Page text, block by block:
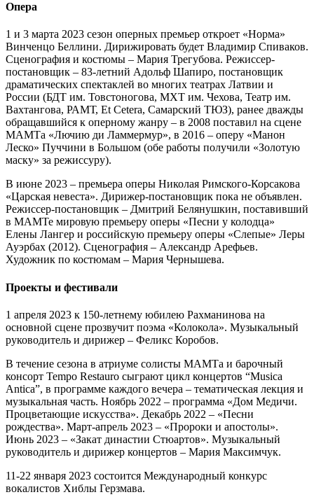
Опера
1 и 3 марта 2023 сезон оперных премьер откроет «Норма»
Винченцо Беллини. Дирижировать будет Владимир Спиваков.
Сценография и костюмы – Мария Трегубова. Режиссер-
постановщик – 83-летний Адольф Шапиро, постановщик
драматических спектаклей во многих театрах Латвии и
России (БДТ им. Товстоногова, МХТ им. Чехова, Театр им.
Вахтангова, РАМТ, Et Cetera, Самарский ТЮЗ), ранее дважды
обращавшийся к оперному жанру – в 2008 поставил на сцене
МАМТа «Лючию ди Ламмермур», в 2016 – оперу «Манон
Леско» Пуччини в Большом (обе работы получили «Золотую
маску» за режиссуру).
В июне 2023 – премьера оперы Николая Римского-Корсакова
«Царская невеста». Дирижер-постановщик пока не объявлен.
Режиссер-постановщик – Дмитрий Белянушкин, поставивший
в МАМТе мировую премьеру оперы «Песни у колодца»
Елены Лангер и российскую премьеру оперы «Слепые» Леры
Ауэрбах (2012). Сценография – Александр Арефьев.
Художник по костюмам – Мария Чернышева.
Проекты и фестивали
1 апреля 2023 к 150-летнему юбилею Рахманинова на
основной сцене прозвучит поэма «Колокола». Музыкальный
руководитель и дирижер – Феликс Коробов.
В течение сезона в атриуме солисты МАМТа и барочный
консорт Tempo Restauro сыграют цикл концертов “Musica
Antica”, в программе каждого вечера – тематическая лекция и
музыкальная часть. Ноябрь 2022 – программа «Дом Медичи.
Процветающие искусства». Декабрь 2022 – «Песни
рождества». Март-апрель 2023 – «Пророки и апостолы».
Июнь 2023 – «Закат династии Стюартов». Музыкальный
руководитель и дирижер концертов – Мария Максимчук.
11-22 января 2023 состоится Международный конкурс
вокалистов Хиблы Герзмава.